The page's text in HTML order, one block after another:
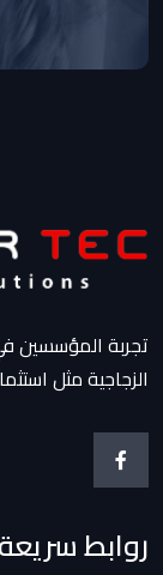
تجربة المؤسسين
الزجاجية مثل
روابط سريعة